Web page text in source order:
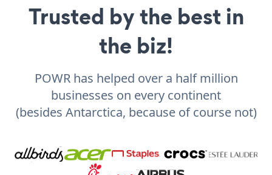
Trusted by the best in
the biz!
POWR has helped over a half million
businesses on every continent
(besides Antarctica, because of course not)